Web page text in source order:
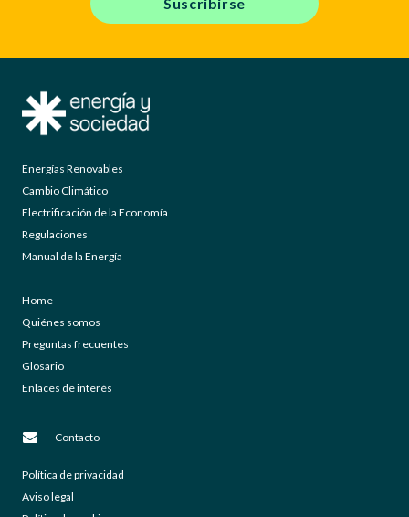
Energías Renovables
Cambio Climático
Electrificación de la Economía
Regulaciones
Manual de la Energía
Home
Quiénes somos
Preguntas frecuentes
Glosario
Enlaces de interés
Contacto
Política de privacidad
Aviso legal